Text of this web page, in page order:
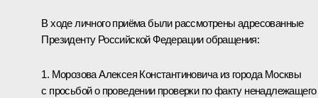
В ходе личного приёма были рассмотрены адресованные
Президенту Российской Федерации обращения:
1. Морозова Алексея Константиновича из города Москвы
с просьбой о проведении проверки по факту ненадлежащего